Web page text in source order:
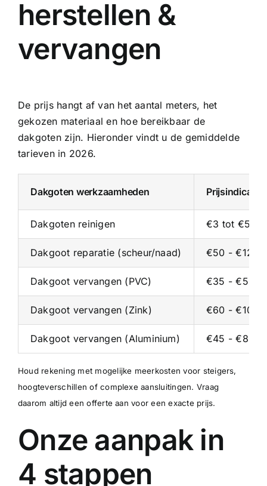
herstellen &
vervangen
De prijs hangt af van het aantal meters, het
gekozen materiaal en hoe bereikbaar de
dakgoten zijn. Hieronder vindt u de gemiddelde
tarieven in 2026.
Dakgoten werkzaamheden Prijsindicatie
Dakgoten reinigen €3 tot €5
Dakgoot reparatie (scheur/naad) €50 - €125
Dakgoot vervangen (PVC) €35 - €55
Dakgoot vervangen (Zink) €60 - €100
Dakgoot vervangen (Aluminium) €45 - €80
Houd rekening met mogelijke meerkosten voor steigers,
hoogteverschillen of complexe aansluitingen. Vraag
daarom altijd een offerte aan voor een exacte prijs.
Onze aanpak in
4 stappen